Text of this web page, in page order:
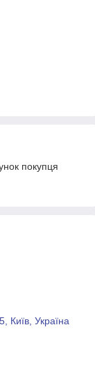
покупця
Київ, Україна